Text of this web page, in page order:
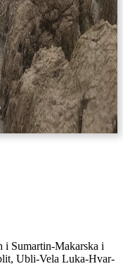
i Sumartin-Makarska i
Ubli-Vela Luka-Hvar-